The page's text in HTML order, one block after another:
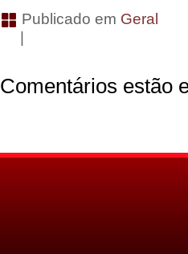
Publicado em Geral
Comentários estão